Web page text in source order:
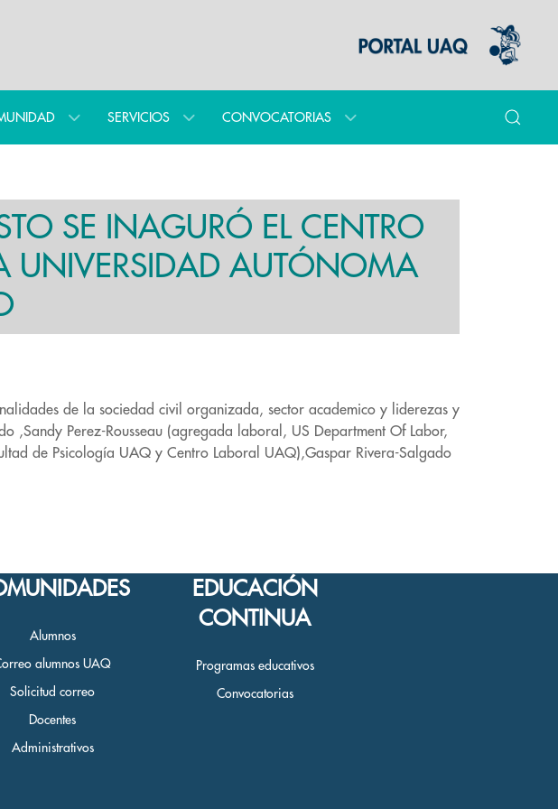
SERVICIOS CONVOCATORIAS
SE INAGURÓ EL CENTRO
UNIVERSIDAD AUTÓNOMA
de la sociedad civil organizada, sector academico y liderezas y
,Sandy Perez-Rousseau (agregada laboral, US Department Of Labor,
de Psicología UAQ y Centro Laboral UAQ),Gaspar Rivera-Salgado
Alumnos
alumnos UAQ
Solicitud correo
Docentes
Administrativos
EDUCACIÓN
CONTINUA
Programas educativos
Convocatorias